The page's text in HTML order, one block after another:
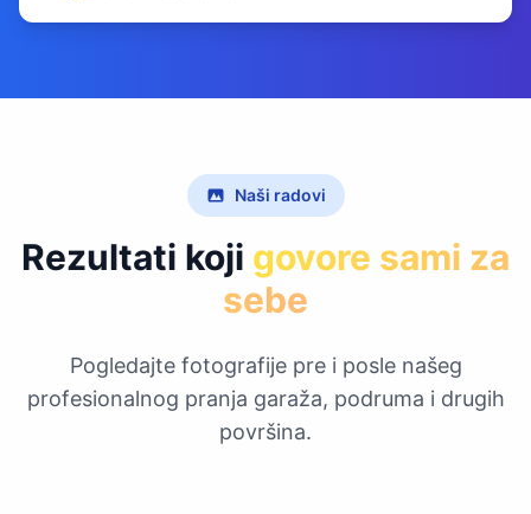
Naši radovi
Rezultati koji govore sami za
sebe
Pogledajte fotografije pre i posle našeg
profesionalnog pranja garaža, podruma i drugih
površina.